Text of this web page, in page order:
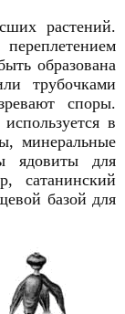
растений.
образована
трубочками
споры.
в
минеральные
ядовиты для
сатанинский
базой для